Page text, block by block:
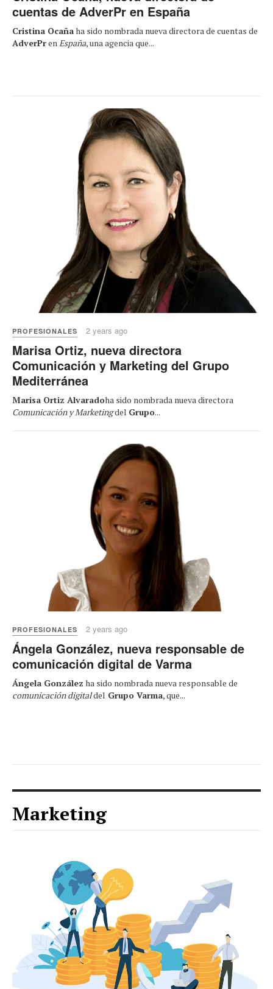
cuentas de AdverPr en España
Cristina Ocañaha sido nombrada nueva directora de cuentas de
AdverPrenEspaña, una agencia que...
PROFESIONALES 2 years ago
Marisa Ortiz, nueva directora
Comunicación y Marketing del Grupo
Mediterránea
Marisa Ortiz Alvaradoha sido nombrada nueva directora
Comunicación y Marketingdel Grupo...
PROFESIONALES 2 years ago
Ángela González, nueva responsable de
comunicación digital de Varma
Ángela González ha sido nombrada nueva responsable de
comunicación digitaldel Grupo Varma, que...
Marketing